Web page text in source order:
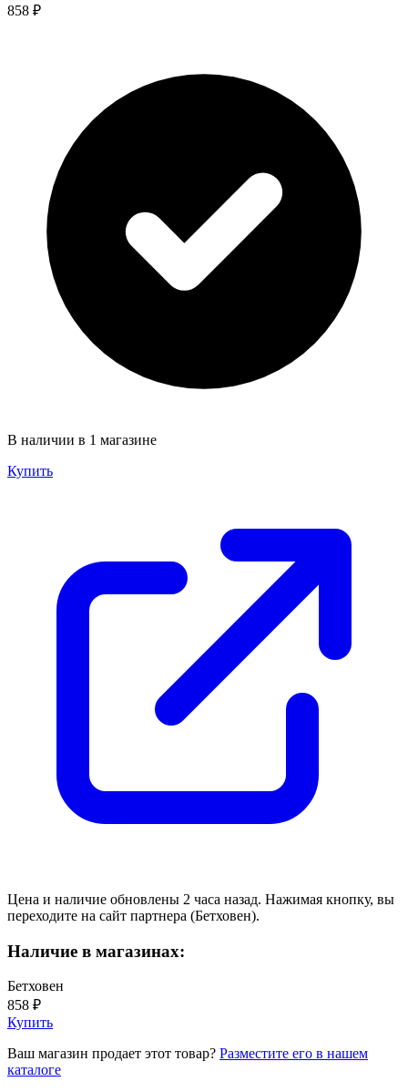
858 ₽
В наличии в 1 магазине
Купить
Цена и наличие обновлены 2 часа назад. Нажимая кнопку, вы
переходите на сайт партнера (Бетховен).
Наличие в магазинах:
Бетховен
858 ₽
Купить
Ваш магазин продает этот товар? Разместите его в нашем
каталоге